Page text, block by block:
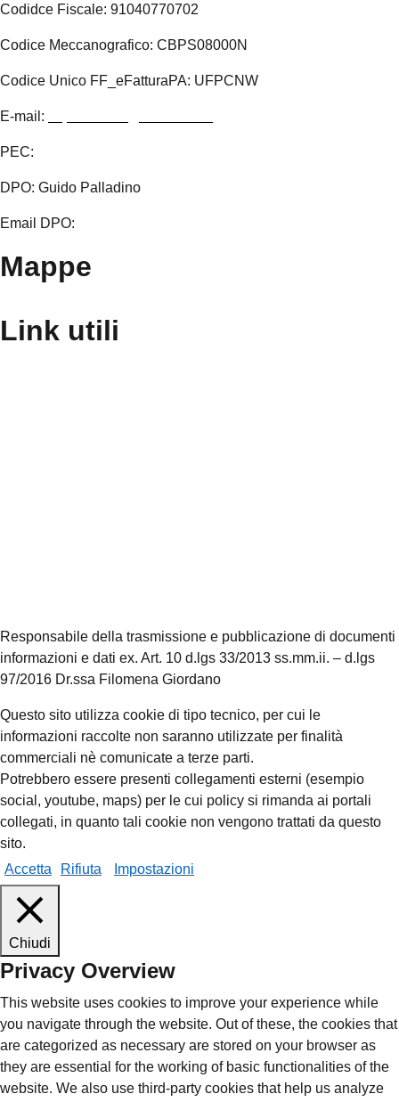
Codidce Fiscale: 91040770702
Codice Meccanografico: CBPS08000N
Codice Unico FF_eFatturaPA: UFPCNW
E-mail:
PEC:
DPO: Guido Palladino
Email DPO:
Mappe
Link utili
Responsabile della trasmissione e pubblicazione di documenti
informazioni e dati ex. Art. 10 d.lgs 33/2013 ss.mm.ii. – d.lgs
97/2016 Dr.ssa Filomena Giordano
Questo sito utilizza cookie di tipo tecnico, per cui le
informazioni raccolte non saranno utilizzate per finalità
commerciali nè comunicate a terze parti.
Potrebbero essere presenti collegamenti esterni (esempio
social, youtube, maps) per le cui policy si rimanda ai portali
collegati, in quanto tali cookie non vengono trattati da questo
sito.
Accetta
Rifiuta Impostazioni
Chiudi
Privacy Overview
This website uses cookies to improve your experience while
you navigate through the website. Out of these, the cookies that
are categorized as necessary are stored on your browser as
they are essential for the working of basic functionalities of the
website. We also use third-party cookies that help us analyze